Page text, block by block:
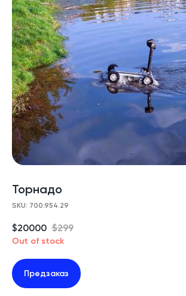
Торнадо
SKU: 700.954.29
$20000 $299
Out of stock
Предзаказ